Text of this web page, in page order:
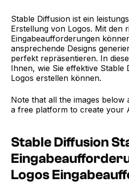
Stable Diffusion ist ein
Erstellung von Logos. Mit den
Eingabeaufforderungen
ansprechende Designs
perfekt repräsentieren. In
Ihnen, wie Sie effektive
Logos erstellen können.
Note that all the images
a free platform to create your
Stable Diffusion
Logos